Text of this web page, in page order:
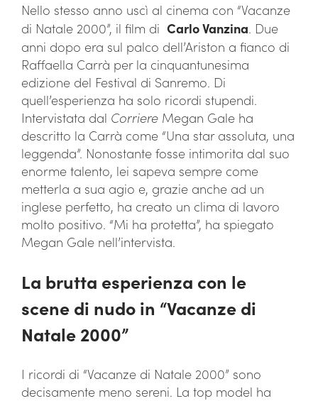
Nello stesso anno uscì al cinema con “Vacanze
di Natale 2000”, il film di Carlo Vanzina. Due
anni dopo era sul palco dell’Ariston a fianco di
Raffaella Carrà per la cinquantunesima
edizione del Festival di Sanremo. Di
quell’esperienza ha solo ricordi stupendi.
Intervistata dal Corriere Megan Gale ha
descritto la Carrà come “Una star assoluta, una
leggenda”. Nonostante fosse intimorita dal suo
enorme talento, lei sapeva sempre come
metterla a sua agio e, grazie anche ad un
inglese perfetto, ha creato un clima di lavoro
molto positivo. “Mi ha protetta”, ha spiegato
Megan Gale nell’intervista.
La brutta esperienza con le
scene di nudo in “Vacanze di
Natale 2000”
I ricordi di “Vacanze di Natale 2000” sono
decisamente meno sereni. La top model ha